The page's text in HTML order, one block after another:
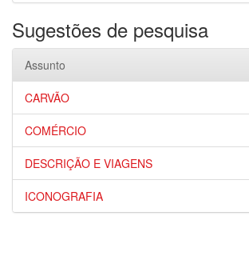
Sugestões de pesquisa
Assunto
CARVÃO
COMÉRCIO
DESCRIÇÃO E VIAGENS
ICONOGRAFIA